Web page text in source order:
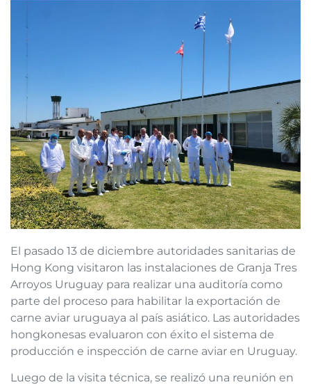
El pasado 13 de diciembre autoridades sanitarias de
Hong Kong visitaron las instalaciones de Granja Tres
Arroyos Uruguay para realizar una auditoría como
parte del proceso para habilitar la exportación de
carne aviar uruguaya al país asiático. Las autoridades
hongkonesas evaluaron con éxito el sistema de
producción e inspección de carne aviar en Uruguay.
Luego de la visita técnica, se realizó una reunión en